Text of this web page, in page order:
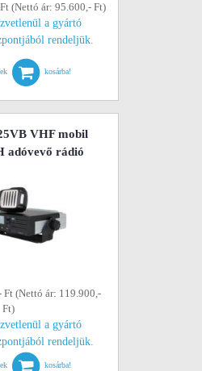
(Nettó ár: 95.600,- Ft)
a gyártó
rendeljük.
kosárba!
VHF mobil
adóvevő rádió
(Nettó ár: 119.900,-
Ft)
a gyártó
rendeljük.
kosárba!